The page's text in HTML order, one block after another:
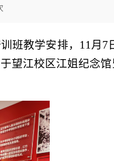
班教学安排，11月7
望江校区江姐纪念